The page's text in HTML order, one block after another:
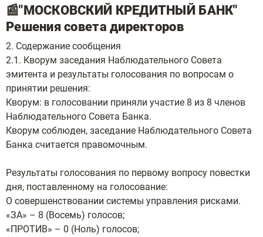
📰"МОСКОВСКИЙ КРЕДИТНЫЙ БАНК"
Решения совета директоров
2. Содержание сообщения
2.1. Кворум заседания Наблюдательного Совета
эмитента и результаты голосования по вопросам о
принятии решения:
Кворум: в голосовании приняли участие 8 из 8 членов
Наблюдательного Совета Банка.
Кворум соблюден, заседание Наблюдательного Совета
Банка считается правомочным.
Результаты голосования по первому вопросу повестки
дня, поставленному на голосование:
О совершенствовании системы управления рисками.
«ЗА» – 8 (Восемь) голосов;
«ПРОТИВ» – 0 (Ноль) голосов;